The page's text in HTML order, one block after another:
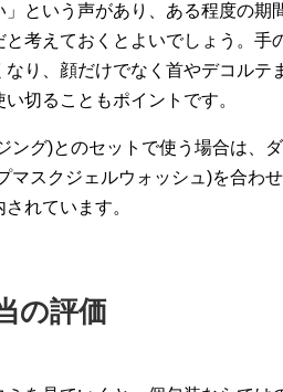
という声があり、ある程度の期
考えておくとよいでしょう。手
り、顔だけでなく首やデコルテ
切ることもポイントです。
ング)とのセットで使う場合は、
マスクジェルウォッシュ)を合わ
れています。
の評価